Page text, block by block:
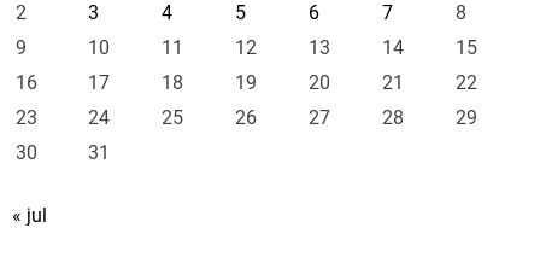
2
3 4 5 6 7
8
9
10 11 12 13 14
15
16
17 18 19 20 21
22
23
24 25 26 27 28
29
30
31
« jul